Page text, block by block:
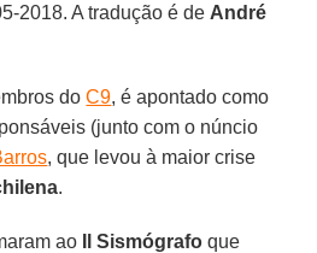
2018. A tradução é de André
doC9, é apontado como
(junto com o núncio
, que levou à maior crise
.
ao Il Sismógrafo que